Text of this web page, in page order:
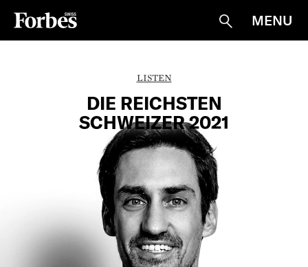
Suche
MENU
LISTEN
DIE REICHSTEN
SCHWEIZER 2021